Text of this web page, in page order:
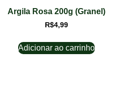
Argila Rosa 200g (Granel)
R$4,99
Adicionar ao carrinho